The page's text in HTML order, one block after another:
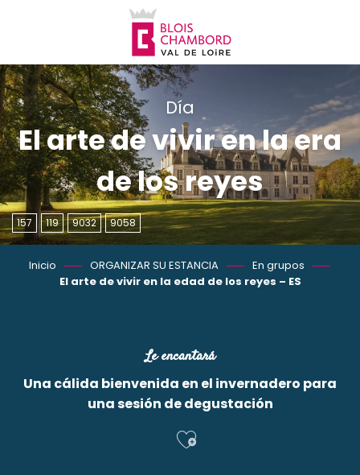
principal
Día
El arte de vivir en la era
de los reyes
157 119 9032 9058
Inicio ORGANIZAR SU ESTANCIA
En grupos
El arte de vivir en la edad de los reyes – ES
Le encantará
Una cálida bienvenida en el invernadero para
una sesión de degustación
Ajouter aux